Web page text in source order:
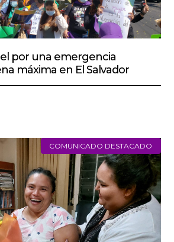
por una emergencia
máxima en El Salvador
COMUNICADO DESTACADO